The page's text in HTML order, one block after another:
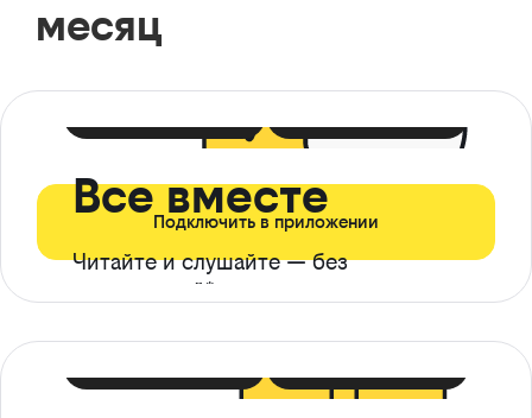
месяц
Все вместе
Читайте и слушайте — без
ограничений*
Подключить в приложении